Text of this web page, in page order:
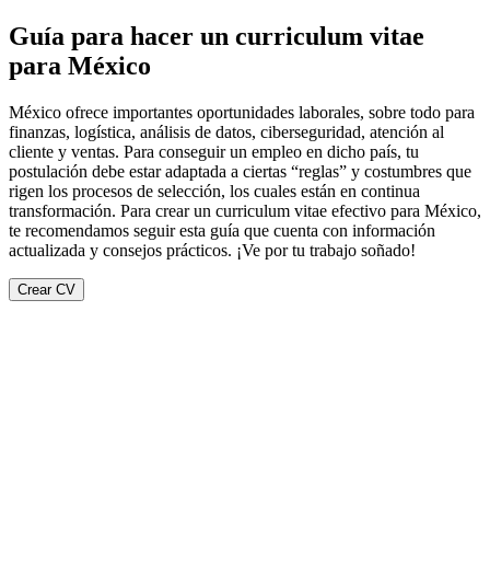
Guía para hacer un curriculum vitae
para México
México ofrece importantes oportunidades laborales, sobre todo para
finanzas, logística, análisis de datos, ciberseguridad, atención al
cliente y ventas. Para conseguir un empleo en dicho país, tu
postulación debe estar adaptada a ciertas “reglas” y costumbres que
rigen los procesos de selección, los cuales están en continua
transformación. Para crear un curriculum vitae efectivo para México,
te recomendamos seguir esta guía que cuenta con información
actualizada y consejos prácticos. ¡Ve por tu trabajo soñado!
Crear CV